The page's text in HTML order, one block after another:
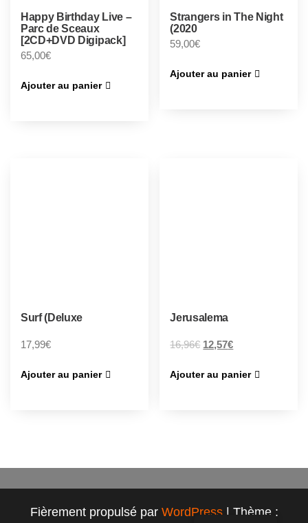
Happy Birthday Live –
Parc de Sceaux
[2CD+DVD Digipack]
65,00€
Ajouter au panier
Strangers in The Night
(2020
59,00€
Ajouter au panier
Surf (Deluxe
17,99€
Ajouter au panier
Jerusalema
16,96€ 12,57€
Ajouter au panier
Fièrement propulsé par WordPress | Thème :